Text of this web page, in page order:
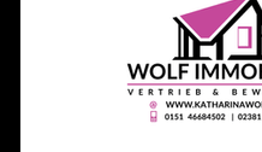
HAUS & HEIM KFW